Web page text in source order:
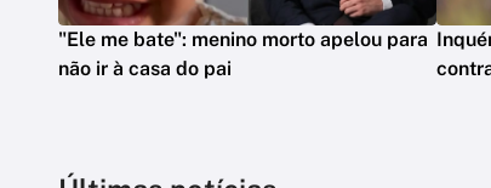
"Ele me bate": menino morto apelou para
não ir à casa do pai